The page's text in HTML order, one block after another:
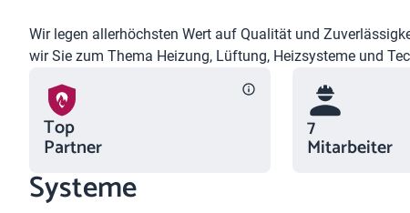
Wir legen allerhöchsten Wert auf Qualität und
wir Sie zum Thema Heizung, Lüftung, Heizsysteme und
Top
Partner
7
Mitarbeiter
Systeme